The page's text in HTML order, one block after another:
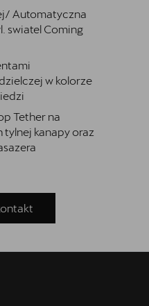
Automatyczna
swiatel Coming
w kolorze
Tether na
kanapy oraz